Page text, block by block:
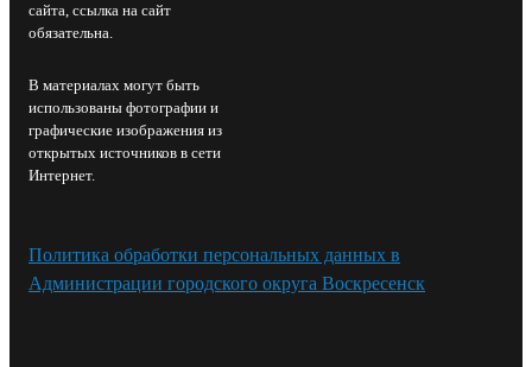
сайта, ссылка на сайт
обязательна.
В материалах могут быть
использованы фотографии и
графические изображения из
открытых источников в сети
Интернет.
Политика обработки персональных данных в
Администрации городского округа Воскресенск